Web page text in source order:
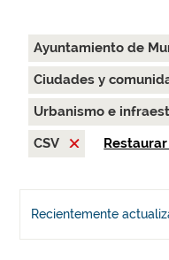
Ayuntamiento de
Ciudades y
Urbanismo e
CSV
Recientemente